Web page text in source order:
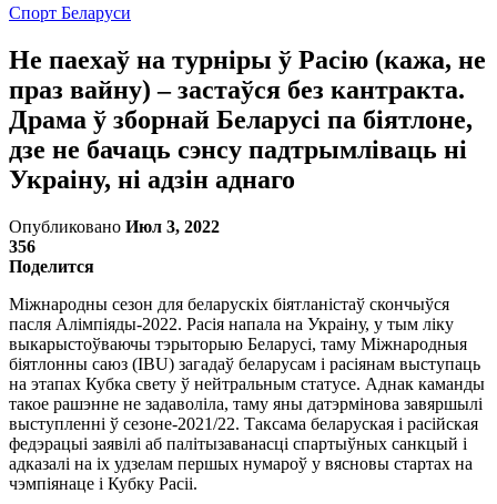
Спорт Беларуси
Не паехаў на турніры ў Расію (кажа, не
праз вайну) – застаўся без кантракта.
Драма ў зборнай Беларусі па біятлоне,
дзе не бачаць сэнсу падтрымліваць ні
Украіну, ні адзін аднаго
Опубликовано Июл 3, 2022
356
Поделится
Міжнародны сезон для беларускіх біятланістаў скончыўся
пасля Алімпіяды-2022. Расія напала на Украіну, у тым ліку
выкарыстоўваючы тэрыторыю Беларусі, таму Міжнародныя
біятлонны саюз (IBU) загадаў беларусам і расіянам выступаць
на этапах Кубка свету ў нейтральным статусе. Аднак каманды
такое рашэнне не задаволіла, таму яны датэрмінова завяршылі
выступленні ў сезоне-2021/22. Таксама беларуская і расійская
федэрацыі заявілі аб палітызаванасці спартыўных санкцый і
адказалі на іх удзелам першых нумароў у вясновы стартах на
чэмпіянаце і Кубку Расіі.